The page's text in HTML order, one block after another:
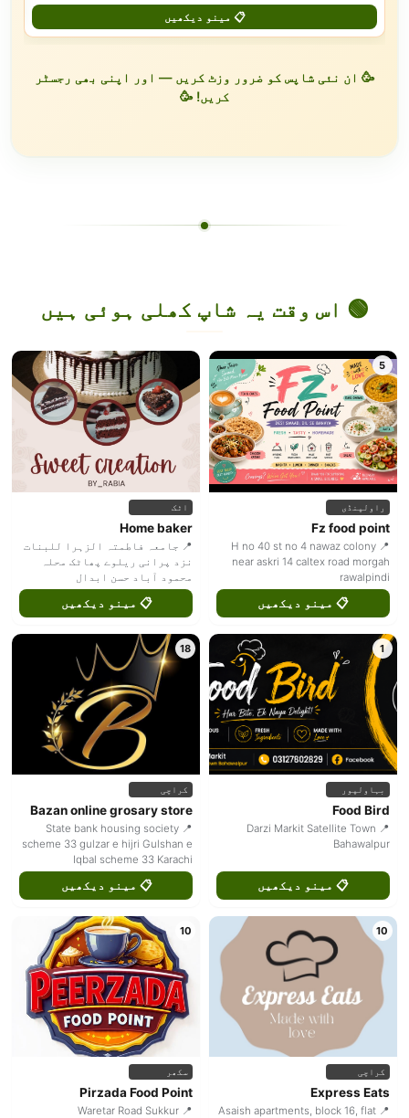
📋 مینو دیکھیں
🥳 ان نئی شاپس کو ضرور وزٹ کریں — اور اپنی بھی رجسٹر
کریں! 🥳
🟢 اس وقت یہ شاپ کھلی ہوئی ہیں
5
راولپنڈی
Fz food point
📍 H no 40 st no 4 nawaz colony
near askri 14 caltex road morgah
rawalpindi
📋 مینو دیکھیں
اٹک
Home baker
📍 جامعہ فاطمتہ الزہرا للبنات
نزد پرانی ریلوے پھاٹک محلہ
محمود آباد حسن ابدال
📋 مینو دیکھیں
1
بہاولپور
Food Bird
📍 Darzi Markit Satellite Town
Bahawalpur
📋 مینو دیکھیں
18
کراچی
Bazan online grosary store
📍 State bank housing society
scheme 33 gulzar e hijri Gulshan e
Iqbal scheme 33 Karachi
📋 مینو دیکھیں
10
کراچی
Express Eats
📍 Asaish apartments, block 16, flat
10
سکھر
Pirzada Food Point
📍 Waretar Road Sukkur